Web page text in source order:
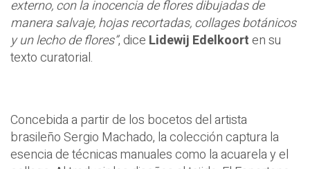
externo, con la inocencia de flores dibujadas de
manera salvaje, hojas recortadas, collages botánicos
y un lecho de flores”, dice Lidewij Edelkoorten su
texto curatorial.
Concebida a partir de los bocetos del artista
brasileño Sergio Machado, la colección captura la
esencia de técnicas manuales como la acuarela y el